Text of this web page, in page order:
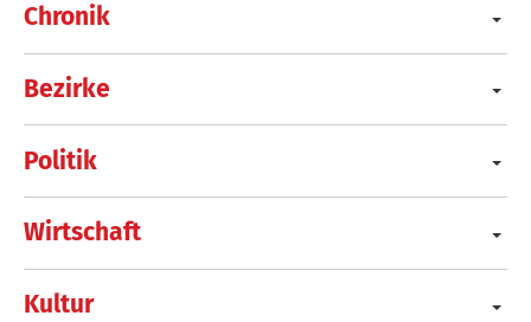
Chronik
Bezirke
Politik
Wirtschaft
Kultur